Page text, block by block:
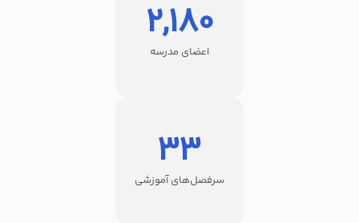
اعضای مدرسه
2,180
سرفصل‌های آموزشی
33